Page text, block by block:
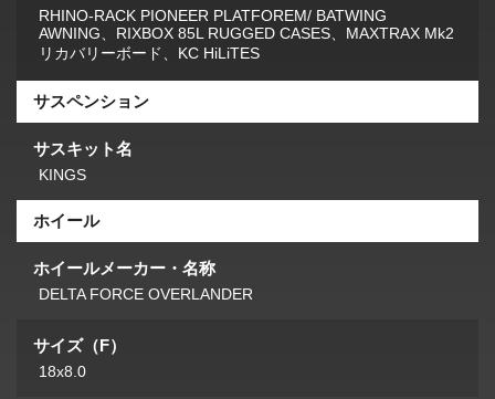
RHINO-RACK PIONEER PLATFOREM/ BATWING
AWNING、RIXBOX 85L RUGGED CASES、MAXTRAX Mk2
リカバリーボード、KC HiLiTES
サスペンション
サスキット名
KINGS
ホイール
ホイールメーカー・名称
DELTA FORCE OVERLANDER
サイズ（F）
18x8.0